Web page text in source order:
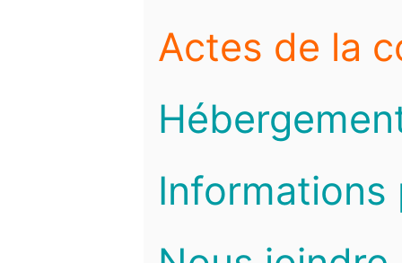
Actes de la
Informations